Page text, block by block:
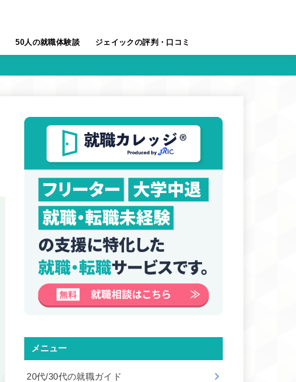
50人の就職体験談 ジェイックの評判・口コミ
メニュー
20代/30代の就職ガイド